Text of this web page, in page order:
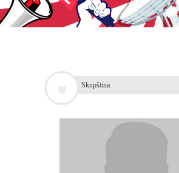
Skupština